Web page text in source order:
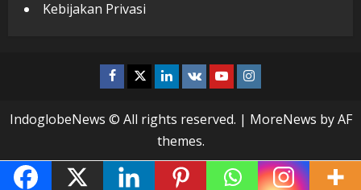
Kebijakan Privasi
Facebook
TwitterLinkedin
VK YoutubeInstagram
IndoglobeNews © All rights reserved. | MoreNews by AF
themes.